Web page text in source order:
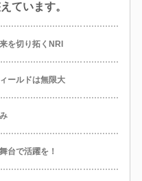
ています。
を切り拓くNRI
ールドは無限大
台で活躍を！